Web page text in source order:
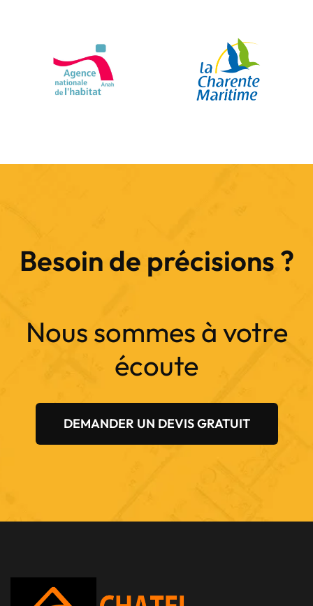
Besoin de précisions ?
Nous sommes à votre
écoute
DEMANDER UN DEVIS GRATUIT